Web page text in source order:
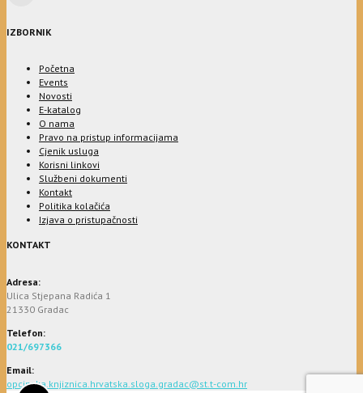
IZBORNIK
Početna
Events
Novosti
E-katalog
O nama
Pravo na pristup informacijama
Cjenik usluga
Korisni linkovi
Službeni dokumenti
Kontakt
Politika kolačića
Izjava o pristupačnosti
KONTAKT
Adresa:
Ulica Stjepana Radića 1
21330 Gradac
Telefon:
021/697366
Email:
opcinska.knjiznica.hrvatska.sloga.gradac@st.t-com.hr